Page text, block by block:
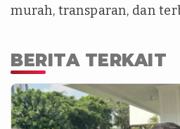
murah, transparan, dan
BERITA TERKAIT